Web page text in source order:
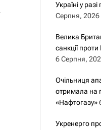
Україні у
Серпня, 2026
Велика
санкції
6 Серпня,
Очільниця
отримала на
«Нафтогазу»
Укренерго